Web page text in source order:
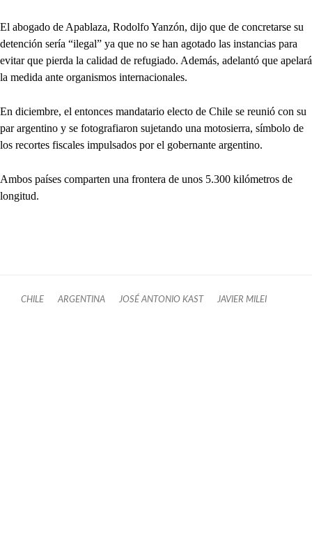
El abogado de Apablaza, Rodolfo Yanzón, dijo que de concretarse su
detención sería “ilegal” ya que no se han agotado las instancias para
evitar que pierda la calidad de refugiado. Además, adelantó que apelará
la medida ante organismos internacionales.
En diciembre, el entonces mandatario electo de Chile se reunió con su
par argentino y se fotografiaron sujetando una motosierra, símbolo de
los recortes fiscales impulsados por el gobernante argentino.
Ambos países comparten una frontera de unos 5.300 kilómetros de
longitud.
CHILE ARGENTINA JOSÉ ANTONIO KAST JAVIER MILEI